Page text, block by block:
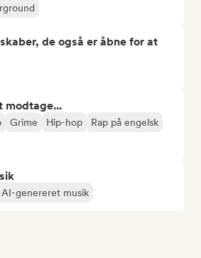
de også er åbne for at
modtage...
Grime Hip-hop
Rap på engelsk
genereret musik